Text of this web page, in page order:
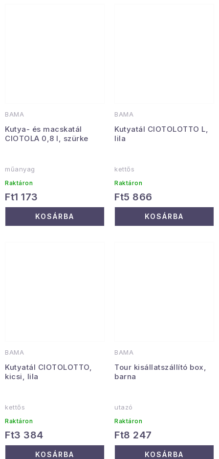
BAMA
Kutya- és macskatál
CIOTOLA 0,8 l, szürke
műanyag
Raktáron
Ft1 173
KOSÁRBA
BAMA
Kutyatál CIOTOLOTTO L,
lila
kettős
Raktáron
Ft5 866
KOSÁRBA
BAMA
Kutyatál CIOTOLOTTO,
kicsi, lila
kettős
Raktáron
Ft3 384
KOSÁRBA
BAMA
Tour kisállatszállító box,
barna
utazó
Raktáron
Ft8 247
KOSÁRBA